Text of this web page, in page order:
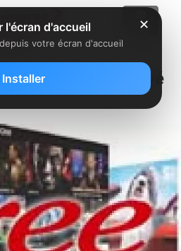
est arrivé
✕
l'écran d'accueil
votre écran d'accueil
Installer